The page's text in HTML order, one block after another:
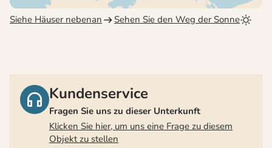
Siehe Häuser nebenan Sehen Sie den Weg der Sonne
Kundenservice
Fragen Sie uns zu dieser Unterkunft
Klicken Sie hier, um uns eine Frage zu diesem
Objekt zu stellen